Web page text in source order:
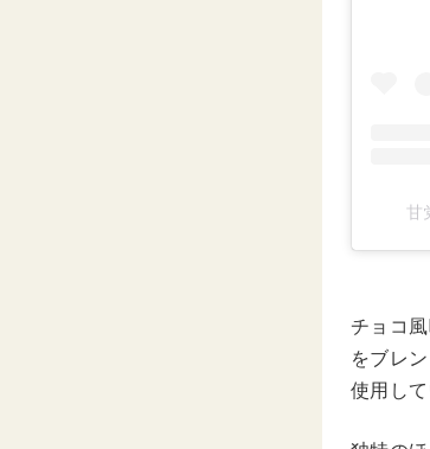
甘
チョコ
をブレ
使用し